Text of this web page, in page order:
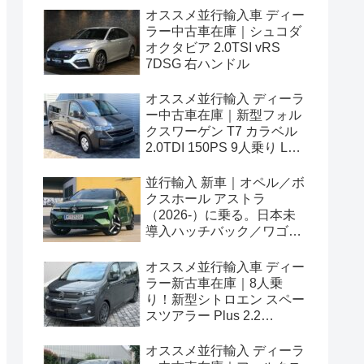
オススメ並行輸入車 ディー
ラー中古車在庫｜シュコダ
オクタビア 2.0TSI vRS
7DSG 右ハンドル
オススメ並行輸入 ディーラ
ー中古車在庫｜新型フォル
クスワーゲン T7 カラベル
2.0TDI 150PS 9人乗り LWB
並行輸入 新車｜オペル／ボ
クスホール アストラ
（2026-）に乗る。日本未
導入ハッチバック／ワゴン
情報。
オススメ並行輸入車 ディー
ラー新古車在庫｜8人乗
り！新型シトロエン スペー
スツアラー Plus 2.2
ドル
オススメ並行輸入 ディーラ